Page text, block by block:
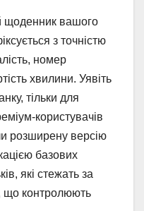
щоденник вашого
з точністю
номер
хвилини. Уявіть
тільки для
користувачів
розширену версію
базових
які стежать за
що контролюють